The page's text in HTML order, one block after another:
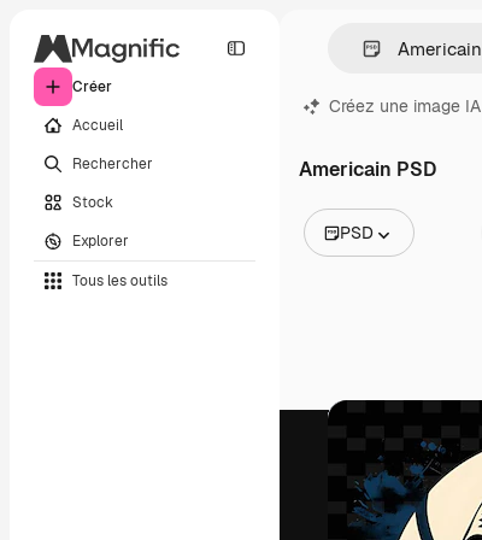
Créer
Accueil
Rechercher
Stock
Explorer
Tous les outils
Créez une image IA
Americain PSD
PSD
Vidéos
Clips de vidéo
Graphiques animés
Templates vidéos
Icônes
Modèles 3D
Polices